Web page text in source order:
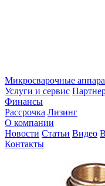
Микросварочные
Услуги и сервис
Финансы
Рассрочка Лизинг
О компании
Новости Статьи Видео
Контакты